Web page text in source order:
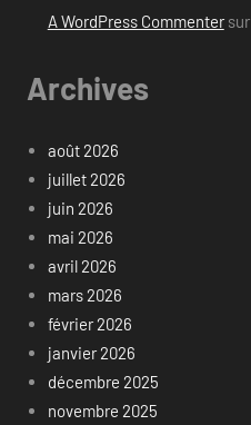
A WordPress Commentersur
Archives
août 2026
juillet 2026
juin 2026
mai 2026
avril 2026
mars 2026
février 2026
janvier 2026
décembre 2025
novembre 2025